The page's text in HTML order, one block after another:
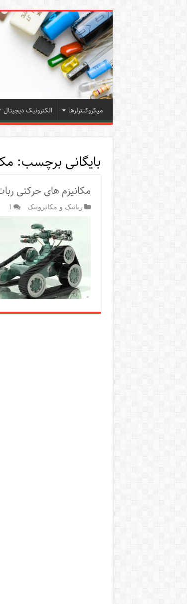
میکروکنترلرها الکترونیک دیجیتال
بایگانی برچسب:
مکانیزم های حرکتی
رباتیک و مکاترونیک 1